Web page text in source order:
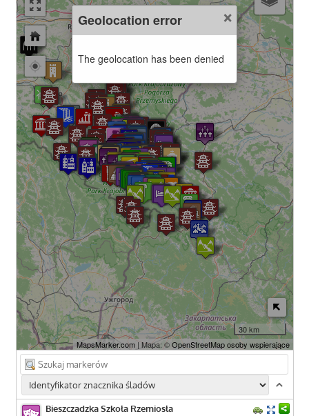
30 km
MapsMarker.com| Mapa: ©OpenStreetMap osoby wspierające
×
Geolocation error
The geolocation has been denied
Bieszczadzka Szkoła Rzemiosła